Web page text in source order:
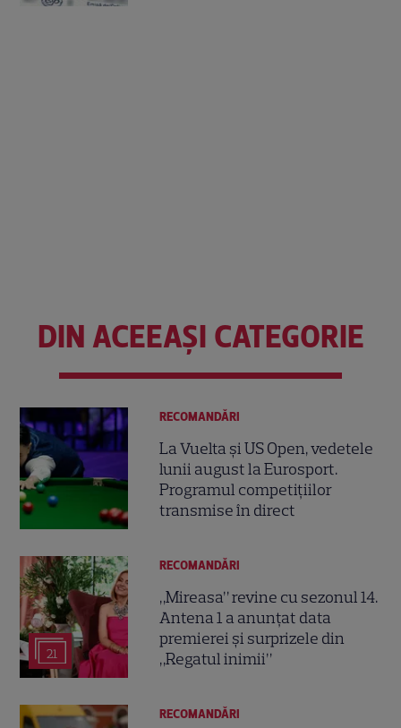
DIN ACEEAȘI CATEGORIE
RECOMANDĂRI
La Vuelta și US Open, vedetele
lunii august la Eurosport.
Programul competițiilor
transmise în direct
21
RECOMANDĂRI
„Mireasa” revine cu sezonul 14.
Antena 1 a anunțat data
premierei și surprizele din
„Regatul inimii”
RECOMANDĂRI